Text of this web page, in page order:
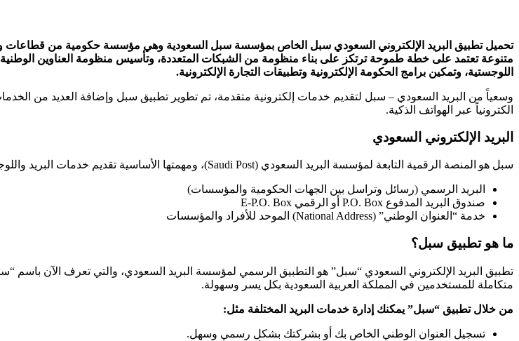
متنوعة تعتمد على خطة طموحة ترتكز على بناء منظومة من الشبكات المتعددة، وتأسيس منظومة العناوين الوطنية
اللوجستية، وتمكين برامج الحكومة الإلكترونية وتطبيقات التجارة الإلكترونية.
وسعياً من البريد السعودي – سبل لتقديم خدمات إلكترونية متقدمة، تم تطوير تطبيق سبل وإضافة العديد من
الكترونياً عبر الهواتف الذكية.
البريد الإلكتروني السعودي
سبل هو المنصة الرقمية التابعة لمؤسسة البريد السعودي (Saudi Post)، ومهمتها الأساسية تقديم خدمات البريد واللوجستية والمعنونة والمرافقة للخدمات الحكومية والتجارية، مثل:
البريد الرسمي (رسائل وتراسل بين الجهات الحكومية والمؤسسات)
صندوق البريد المدفوع P.O. Box أو الرقمي E‑P.O. Box
خدمة “العنوان الوطني” (National Address) الموحد للأفراد والمؤسسات
ما هو تطبيق سبل؟
متكاملة للمستخدمين في المملكة العربية السعودية بكل يسر وسهولة.
من خلال تطبيق “سبل” يمكنك إدارة خدمات البريد المختلفة مثل:
تسجيل العنوان الوطني الخاص بك أو بشركتك بشكل رسمي وسهل.